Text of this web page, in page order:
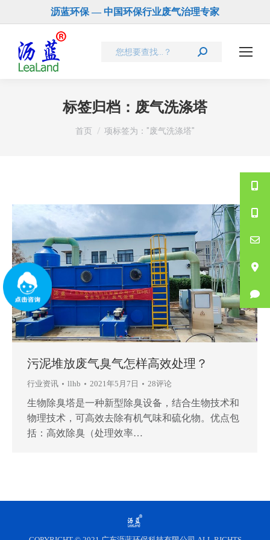
沥蓝环保 — 中国环保行业废气治理专家
Search:
标签归档： 废气洗涤塔
您在这里：
首页 项标签为："废气洗涤塔"
污泥堆放废气臭气怎样高效处理？
行业资讯 llhb 2021年5月7日 28评论
生物除臭塔是一种新型除臭设备，结合生物技术和
物理技术，可高效去除有机气味和硫化物。优点包
括：高效除臭（处理效率…